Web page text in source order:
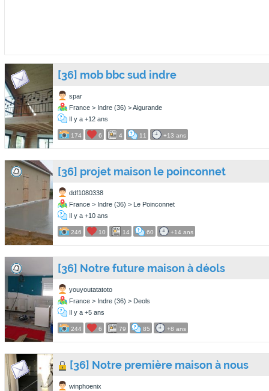
[36] mob bbc sud indre
spar
France > Indre (36) > Aigurande
Il y a +12 ans
174 6 4 11 +13 ans
[36] projet maison le poinconnet
ddf1080338
France > Indre (36) > Le Poinconnet
Il y a +10 ans
246 10 14 60 +14 ans
[36] Notre future maison à déols
youyoutatatoto
France > Indre (36) > Deols
Il y a +5 ans
244 6 79 85 +8 ans
[36] Notre première maison à nous
winphoenix